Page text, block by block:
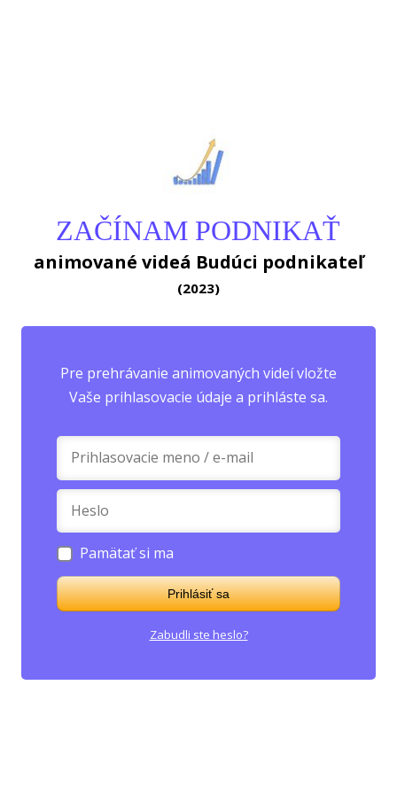
ZAČÍNAM PODNIKAŤ
animované videá Budúci podnikateľ
(2023)
Pre prehrávanie animovaných videí vložte
Vaše prihlasovacie údaje a prihláste sa.
Pamätať si ma
Prihlásiť sa
Zabudli ste heslo?